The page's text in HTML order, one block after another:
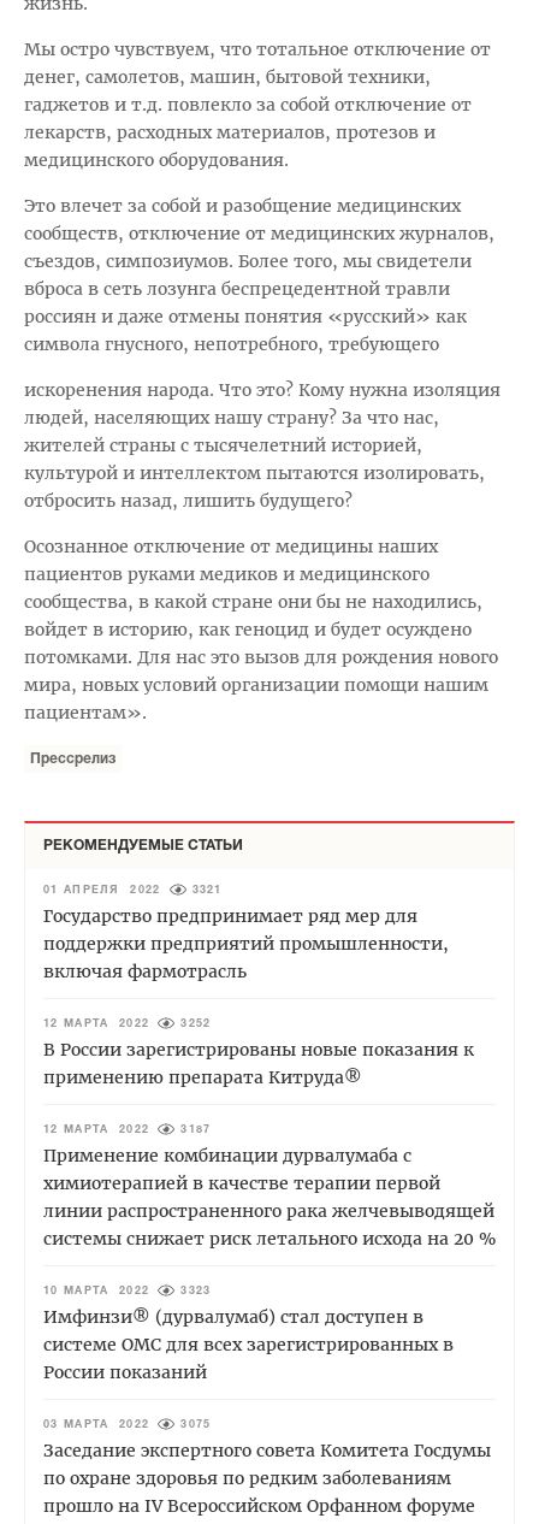
Мы остро чувствуем, что тотальное отключение от
денег, самолетов, машин, бытовой техники,
гаджетов и т.д. повлекло за собой отключение от
лекарств, расходных материалов, протезов и
медицинского оборудования.
Это влечет за собой и разобщение медицинских
сообществ, отключение от медицинских журналов,
съездов, симпозиумов. Более того, мы свидетели
вброса в сеть лозунга беспрецедентной травли
россиян и даже отмены понятия «русский» как
символа гнусного, непотребного, требующего
искоренения народа. Что это? Кому нужна изоляция
людей, населяющих нашу страну? За что нас,
жителей страны с тысячелетний историей,
культурой и интеллектом пытаются изолировать,
отбросить назад, лишить будущего?
Осознанное отключение от медицины наших
пациентов руками медиков и медицинского
сообщества, в какой стране они бы не находились,
войдет в историю, как геноцид и будет осуждено
потомками. Для нас это вызов для рождения нового
мира, новых условий организации помощи нашим
пациентам».
Прессрелиз
РЕКОМЕНДУЕМЫЕ СТАТЬИ
01 АПРЕЛЯ 2022 3321
Государство предпринимает ряд мер для
поддержки предприятий промышленности,
включая фармотрасль
12 МАРТА 2022 3252
В России зарегистрированы новые показания к
применению препарата Китруда®
12 МАРТА 2022 3187
Применение комбинации дурвалумаба с
химиотерапией в качестве терапии первой
линии распространенного рака желчевыводящей
системы снижает риск летального исхода на 20 %
10 МАРТА 2022 3323
Имфинзи® (дурвалумаб) стал доступен в
системе ОМС для всех зарегистрированных в
России показаний
03 МАРТА 2022 3075
Заседание экспертного совета Комитета Госдумы
по охране здоровья по редким заболеваниям
прошло на IV Всероссийском Орфанном форуме